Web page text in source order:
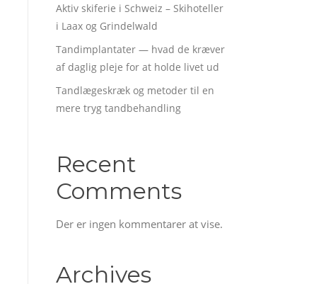
Aktiv skiferie i Schweiz – Skihoteller
i Laax og Grindelwald
Tandimplantater — hvad de kræver
af daglig pleje for at holde livet ud
Tandlægeskræk og metoder til en
mere tryg tandbehandling
Recent
Comments
Der er ingen kommentarer at vise.
Archives